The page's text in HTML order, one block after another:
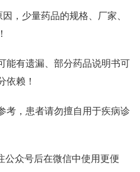
，少量药品的规格、厂家、
能有遗漏、部分药品说明书可
依赖！
考，患者请勿擅自用于疾病诊
公众号后在微信中使用更便